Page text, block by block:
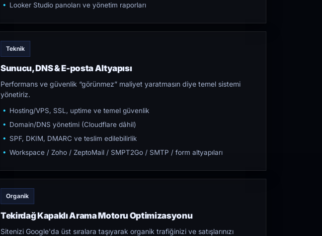
Looker Studio panoları ve yönetim raporları
Teknik
Sunucu, DNS & E-posta Altyapısı
Performans ve güvenlik “görünmez” maliyet yaratmasın diye temel sistemi
yönetiriz.
Hosting/VPS, SSL, uptime ve temel güvenlik
Domain/DNS yönetimi (Cloudflare dâhil)
SPF, DKIM, DMARC ve teslim edilebilirlik
Workspace / Zoho / ZeptoMail / SMPT2Go / SMTP / form altyapıları
Organik
Tekirdağ Kapaklı Arama Motoru Optimizasyonu
Sitenizi Google'da üst sıralara taşıyarak organik trafiğinizi ve satışlarınızı